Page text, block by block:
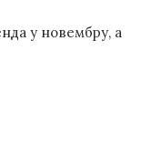
у новембру, а